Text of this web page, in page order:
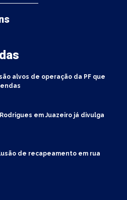
alvos de operação da PF que
em Juazeiro já divulga
de recapeamento em rua